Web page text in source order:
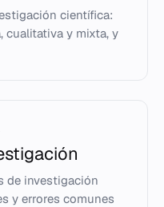
científica:
cualitativa y mixta, y
de investigación
y errores comunes